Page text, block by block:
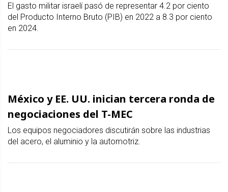
El gasto militar israelí pasó de representar 4.2 por ciento
del Producto Interno Bruto (PIB) en 2022 a 8.3 por ciento
en 2024.
México y EE. UU. inician tercera ronda de
negociaciones del T-MEC
Los equipos negociadores discutirán sobre las industrias
del acero, el aluminio y la automotriz.